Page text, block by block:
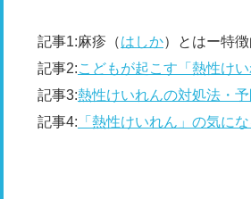
記事1:麻疹（はしか）とはー特
記事2:こどもが起こす「熱性け
記事3:熱性けいれんの対処法・
記事4: 「熱性けいれん」の気に